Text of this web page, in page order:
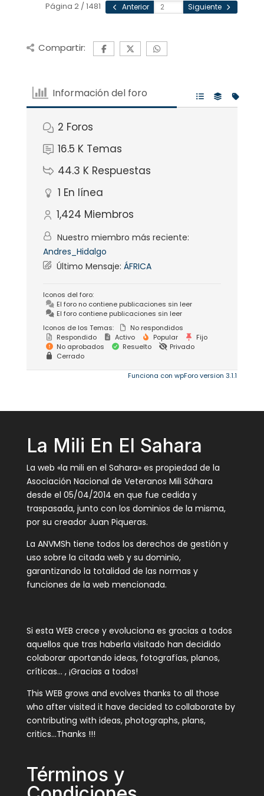
Página 2 / 1481 Anterior Siguiente
Compartir:
Información del foro
2 Foros
16.5 K Temas
44.3 K Respuestas
1 En línea
1,424 Miembros
Nuestro miembro más reciente:
Andres_Hidalgo
Último Mensaje: ÁFRICA
Iconos del foro:
El foro no contiene publicaciones sin leer
El foro contiene publicaciones sin leer
Iconos de los Temas:
No respondidos
Respondido
Activo Popular
Fijo
No aprobados
Resuelto
Privado
Cerrado
Funciona con wpForo version 3.1.1
La Mili En El Sahara
La web «la mili en el Sahara» es propiedad de la
Asociación Nacional de Veteranos Mili Sáhara
desde el 05/04/2014 en que fue cedida y
traspasada, junto con los dominios de la misma,
por su creador Juan Piqueras.
La ANVMSh tiene todos los derechos de gestión y
uso sobre la citada web y su dominio,
garantizando la totalidad de las normas y
funciones de la web mencionada.
Si esta WEB crece y evoluciona es gracias a todos
aquellos que tras haberla visitado han decidido
colaborar aportando ideas, fotografías, planos,
críticas… , ¡Gracias a todos!
This WEB grows and evolves thanks to all those
who after visited it have decided to collaborate by
contributing with ideas, photographs, plans,
critics…Thanks !!!
Términos y